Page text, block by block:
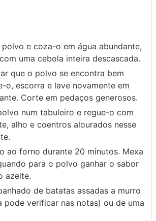
e coza-o em água abundante,
uma cebola inteira descascada.
que o polvo se encontra bem
o, escorra e lave novamente em
Corte em pedaços generosos.
num tabuleiro e regue-o com
alho e coentros alourados nesse
ao forno durante 20 minutos. Mexa
para o polvo ganhar o sabor
azeite.
de batatas assadas a murro
pode verificar nas notas) ou de uma